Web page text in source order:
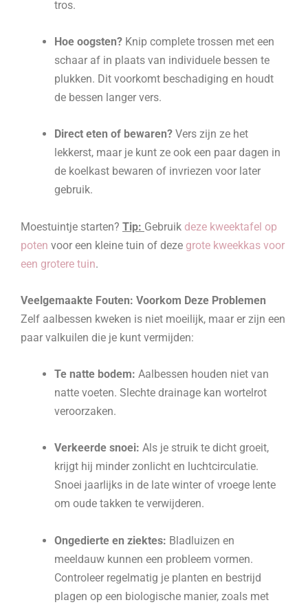
tros.
Hoe oogsten? Knip complete trossen met een
schaar af in plaats van individuele bessen te
plukken. Dit voorkomt beschadiging en houdt
de bessen langer vers.
Direct eten of bewaren? Vers zijn ze het
lekkerst, maar je kunt ze ook een paar dagen in
de koelkast bewaren of invriezen voor later
gebruik.
Moestuintje starten? Tip: Gebruik deze kweektafel op
poten voor een kleine tuin of deze grote kweekkas voor
een grotere tuin.
Veelgemaakte Fouten: Voorkom Deze Problemen
Zelf aalbessen kweken is niet moeilijk, maar er zijn een
paar valkuilen die je kunt vermijden:
Te natte bodem: Aalbessen houden niet van
natte voeten. Slechte drainage kan wortelrot
veroorzaken.
Verkeerde snoei: Als je struik te dicht groeit,
krijgt hij minder zonlicht en luchtcirculatie.
Snoei jaarlijks in de late winter of vroege lente
om oude takken te verwijderen.
Ongedierte en ziektes: Bladluizen en
meeldauw kunnen een probleem vormen.
Controleer regelmatig je planten en bestrijd
plagen op een biologische manier, zoals met